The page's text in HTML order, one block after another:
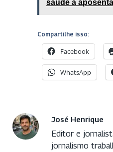
saúde a
Compartilhe isso:
Facebook
WhatsApp
José Henrique
Editor e
jornalismo